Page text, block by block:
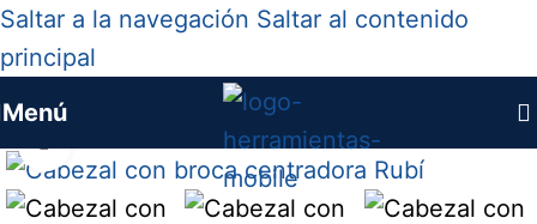
Saltar a la navegación Saltar al contenido
principal
Menú
Haga clic para ampliar